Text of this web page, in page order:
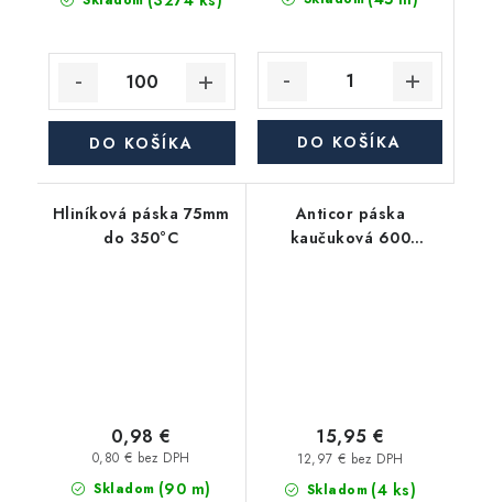
DO KOŠÍKA DO KOŠÍKA
Hliníková páska 75mm
do 350°C
Skladom (90 m)
0,80 € bez DPH
0,98 €
Anticor páska
kaučuková 600
Skladom (4 ks)
12,97 € bez DPH
15,95 €